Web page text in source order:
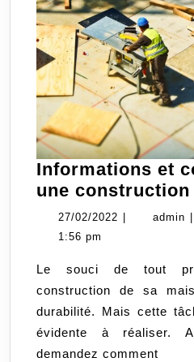
Informations et
une construction
27/02/2022 27/02/2022
admin
1:56 pm
Le souci de tout propriétaire après la
construction de sa
durabilité. Mais cette
évidente à réaliser.
demandez comment